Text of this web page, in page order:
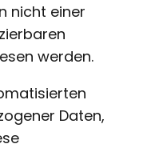
nicht einer
werden.
Daten,